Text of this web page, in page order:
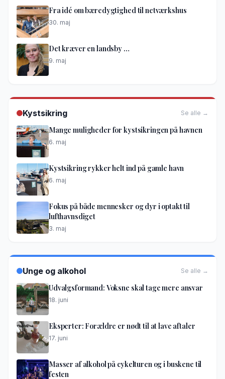
Fra idé om bæredygtighed til netværkshus
30. maj
Det kræver en landsby …
9. maj
Kystsikring Se alle →
Mange muligheder for kystsikringen på havnen
6. maj
Kystsikring rykker helt ind på gamle havn
6. maj
Fokus på både mennesker og dyr i optakt til
lufthavnsdiget
3. maj
Unge og alkohol Se alle →
Udvalgsformand: Voksne skal tage mere ansvar
18. juni
Eksperter: Forældre er nødt til at lave aftaler
17. juni
Masser af alkohol på cykelturen og i buskene til
festen